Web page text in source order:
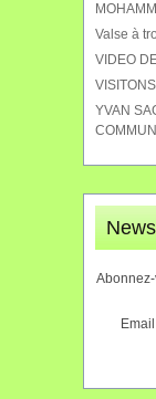
Valse à
VIDEO
YVAN
Email